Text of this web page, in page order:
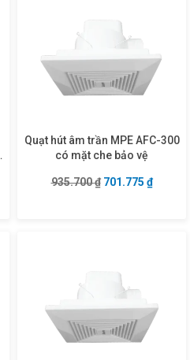
₫.
tại là: 772.875 ₫.
Quạt hút âm trần MPE AFC-300
có mặt che bảo vệ
935.700₫ Giá gốc là:
701.775 ₫Giá